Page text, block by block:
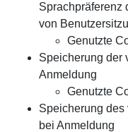
Sprachpräferenz
von
Genutzte
Speicherung der
Anmeldung
Genutzte
Speicherung
bei Anmeldung